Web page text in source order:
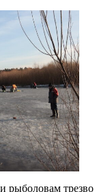
рыболовам трезво